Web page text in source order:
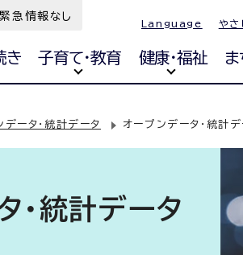
緊急情報なし
Language やさ
き 子育て・教育 健康・福祉 ま
データ・統計データ オープンデータ・統計
・統計データ